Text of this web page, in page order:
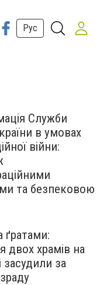
Рус
Служби
в умовах
війни:
та безпековою
ґратами:
двох храмів на
засудили за